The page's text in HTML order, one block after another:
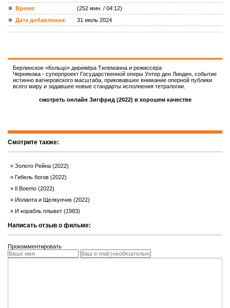
Время:
(252 мин. / 04:12)
Дата добавления:
31 июль 2024
Берлинское «Кольцо» дирижёра Тилеманна и режиссёра
Чернякова - суперпроект Государственной оперы Унтер ден Линден, событие
истинно вагнеровского масштаба, приковавшее внимание оперной публики
всего миру и задавшее новые стандарты исполнения тетралогии.
смотреть онлайн Зигфрид (2022) в хорошем качестве
Смотрите также:
Золото Рейна (2022)
Гибель богов (2022)
Il Boemo (2022)
Иоланта и Щелкунчик (2022)
И корабль плывет (1983)
Написать отзыв о фильме:
Прокомментировать